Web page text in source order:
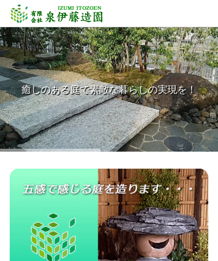
癒しのある庭で素敵な暮らしの実現を！